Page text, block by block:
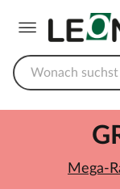
Mega-